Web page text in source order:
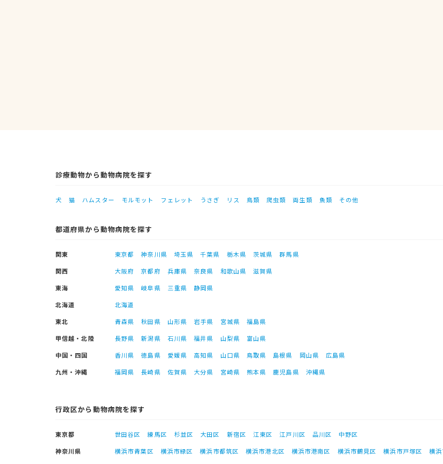
診療動物から動物病院を探す
犬 猫 ハムスター モルモット フェレット うさぎ リス 鳥類 爬虫類 両生類 魚類 その他
都道府県から動物病院を探す
関東 東京都 神奈川県 埼玉県 千葉県 栃木県 茨城県
群馬県
関西
大阪府 京都府 兵庫県 奈良県 和歌山県
滋賀県
東海
愛知県 岐阜県 三重県
静岡県
北海道
北海道
東北
青森県 秋田県 山形県 岩手県 宮城県
福島県
甲信越・北陸
長野県 新潟県 石川県 福井県 山梨県
富山県
中国・四国
香川県 徳島県 愛媛県 高知県 山口県 鳥取県 島根県 岡山県
広島県
九州・沖縄
福岡県 長崎県 佐賀県 大分県 宮崎県 熊本県 鹿児島県 沖縄県
行政区から動物病院を探す
東京都 世田谷区 練馬区 杉並区 大田区 新宿区 江東区 江戸川区 品川区
中野区
神奈川県
横浜市青葉区 横浜市緑区 横浜市都筑区 横浜市港北区 横浜市港南区 横浜市鶴見区 横浜市戸塚区
横